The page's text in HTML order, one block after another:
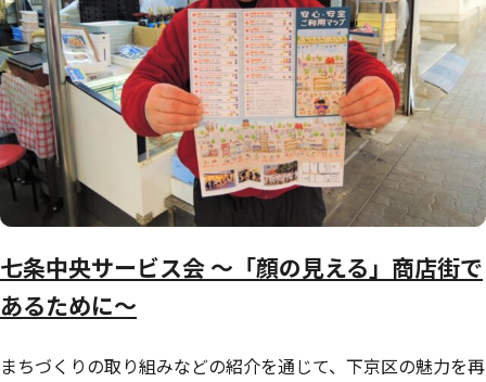
七条中央サービス会 ～「顔の見える」商店街で
あるために～
まちづくりの取り組みなどの紹介を通じて、下京区の魅力を再